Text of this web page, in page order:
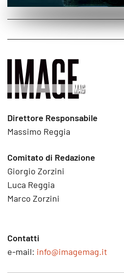
Direttore Responsabile
Massimo Reggia
Comitato di Redazione
Giorgio Zorzini
Luca Reggia
Marco Zorzini
Contatti
e-mail: info@imagemag.it